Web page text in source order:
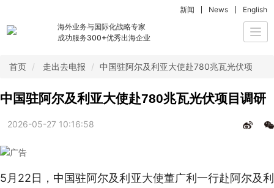
海外业务与国际化战略专家
成功服务300+优秀出海企业
新闻 News English
首页 走出去电报 中国驻阿尔及利亚大使赴780兆瓦光伏项目调
中国驻阿尔及利亚大使赴780兆瓦光伏项目调研
2026-05-27 10:16:58
5月22日，中国驻阿尔及利亚大使董广利一行赴阿尔及利